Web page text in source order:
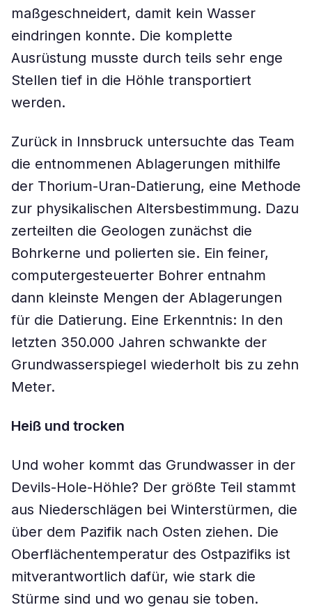
maßgeschneidert, damit kein Wasser
eindringen konnte. Die komplette
Ausrüstung musste durch teils sehr enge
Stellen tief in die Höhle transportiert
werden.
Zurück in Innsbruck untersuchte das Team
die entnommenen Ablagerungen mithilfe
der Thorium-Uran-Datierung, eine Methode
zur physikalischen Altersbestimmung. Dazu
zerteilten die Geologen zunächst die
Bohrkerne und polierten sie. Ein feiner,
computergesteuerter Bohrer entnahm
dann kleinste Mengen der Ablagerungen
für die Datierung. Eine Erkenntnis: In den
letzten 350.000 Jahren schwankte der
Grundwasserspiegel wiederholt bis zu zehn
Meter.
Heiß und trocken
Und woher kommt das Grundwasser in der
Devils-Hole-Höhle? Der größte Teil stammt
aus Niederschlägen bei Winterstürmen, die
über dem Pazifik nach Osten ziehen. Die
Oberflächentemperatur des Ostpazifiks ist
mitverantwortlich dafür, wie stark die
Stürme sind und wo genau sie toben.